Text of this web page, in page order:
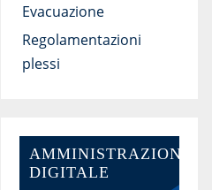
Evacuazione
Regolamentazioni
plessi
AMMINISTRAZIONE
DIGITALE